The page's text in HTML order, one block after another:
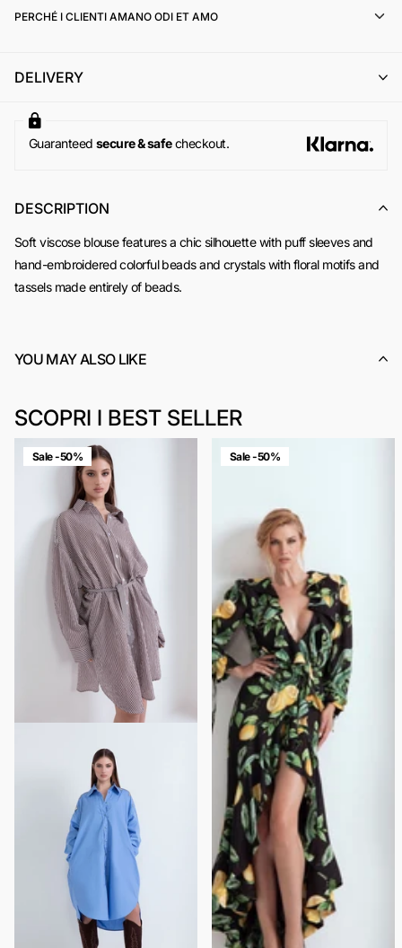
l'emissione di un buono acquisto (codice sconto) di pari
Per maggiori informazioni, si invita a consultare la sezione
PERCHÉ I CLIENTI AMANO ODI ET AMO
DELIVERY
Guaranteed secure & safecheckout.
DESCRIPTION
Soft viscose blouse features a chic silhouette with puff sleeves and
hand-embroidered colorful beads and crystals with floral motifs and
tassels made entirely of beads.
YOU MAY ALSO LIKE
SCOPRI I BEST SELLER
Sale -50% Sale -50%